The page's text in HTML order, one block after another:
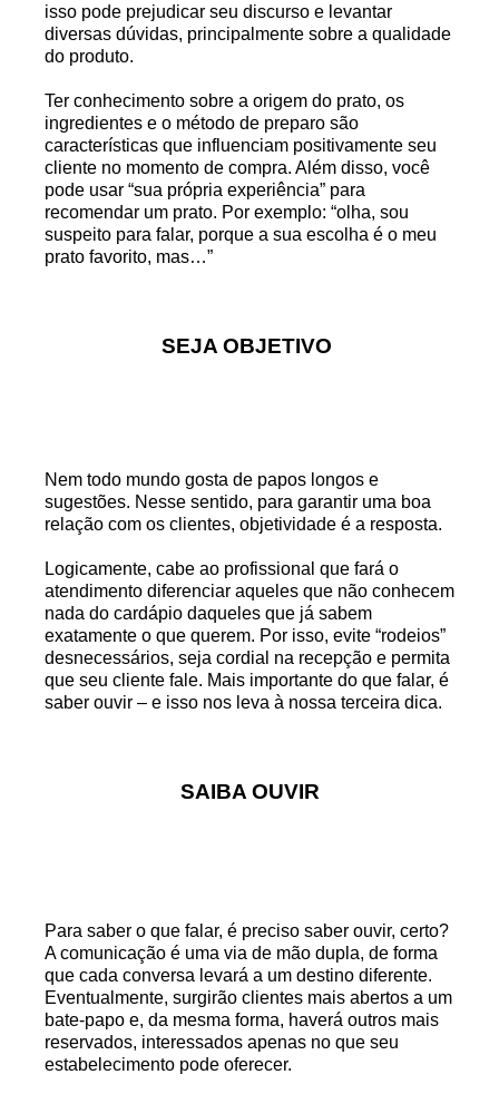
isso pode prejudicar seu discurso e levantar
diversas dúvidas, principalmente sobre a qualidade
do produto.
Ter conhecimento sobre a origem do prato, os
ingredientes e o método de preparo são
características que influenciam positivamente seu
cliente no momento de compra. Além disso, você
pode usar “sua própria experiência” para
recomendar um prato. Por exemplo: “olha, sou
suspeito para falar, porque a sua escolha é o meu
prato favorito, mas…”
SEJA OBJETIVO
Nem todo mundo gosta de papos longos e
sugestões. Nesse sentido, para garantir uma boa
relação com os clientes, objetividade é a resposta.
Logicamente, cabe ao profissional que fará o
atendimento diferenciar aqueles que não conhecem
nada do cardápio daqueles que já sabem
exatamente o que querem. Por isso, evite “rodeios”
desnecessários, seja cordial na recepção e permita
que seu cliente fale. Mais importante do que falar, é
saber ouvir – e isso nos leva à nossa terceira dica.
SAIBA OUVIR
Para saber o que falar, é preciso saber ouvir, certo?
A comunicação é uma via de mão dupla, de forma
que cada conversa levará a um destino diferente.
Eventualmente, surgirão clientes mais abertos a um
bate-papo e, da mesma forma, haverá outros mais
reservados, interessados apenas no que seu
estabelecimento pode oferecer.